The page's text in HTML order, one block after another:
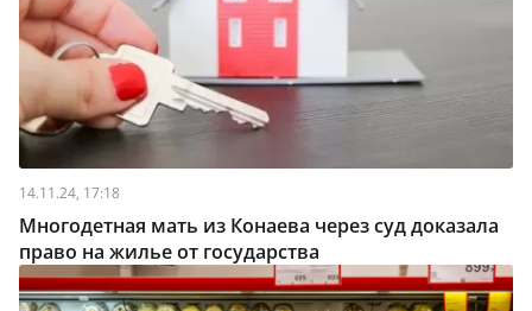
14.11.24, 17:18
Многодетная мать из Конаева через суд доказала
право на жилье от государства